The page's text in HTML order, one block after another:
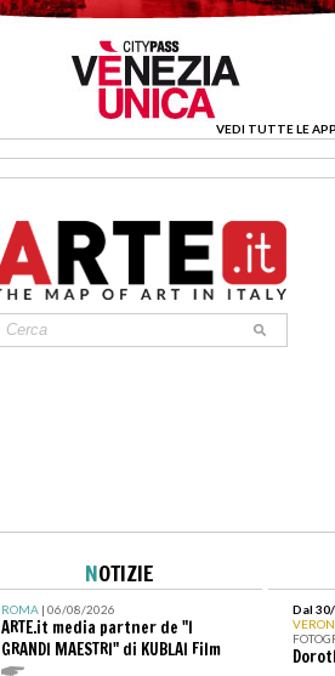
VEDI TUTTE LE APP
>
NOTIZIE
ROMA| 06/08/2026
ARTE.it media partner de "I
GRANDI MAESTRI" di KUBLAI Film
Dal